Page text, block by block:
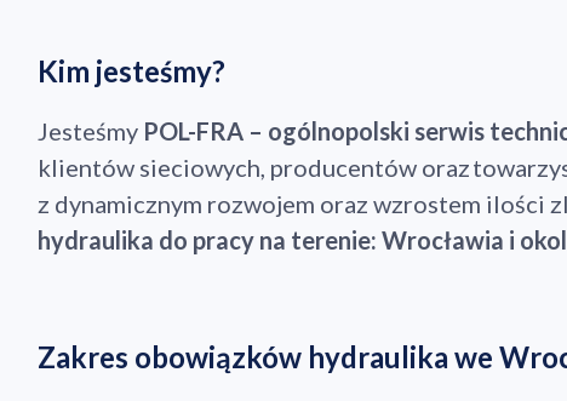
Kim jesteśmy?
Jesteśmy POL-FRA – ogólnopolski serwis
klientów sieciowych, producentów oraz
z dynamicznym rozwojem oraz wzrostem ilości
hydraulika do pracy na terenie: Wrocławia i
Zakres obowiązków hydraulika we